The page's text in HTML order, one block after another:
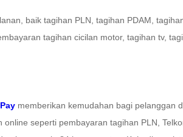
baik tagihan PLN, tagihan PDAM,
tagihan cicilan motor, tagihan tv,
memberikan kemudahan bagi pelanggan
seperti pembayaran tagihan PLN,